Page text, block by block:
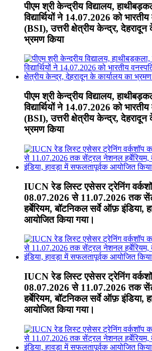
पीएम श्री केन्द्रीय विद्यालय,
विद्यार्थियों ने 14.07.2026 को
(BSI), उत्तरी क्षेत्रीय केन्द्र, देहरादून
भ्रमण किया
पीएम श्री केन्द्रीय विद्यालय,
विद्यार्थियों ने 14.07.2026 को
(BSI), उत्तरी क्षेत्रीय केन्द्र, देहरादून
भ्रमण किया
IUCN रेड लिस्ट एसेसर ट्रेनिंग
08.07.2026 से 11.07.2026 तक
हर्बेरियम, बॉटनिकल सर्वे ऑफ़ इंडिया,
आयोजित किया गया।
IUCN रेड लिस्ट एसेसर ट्रेनिंग
08.07.2026 से 11.07.2026 तक
हर्बेरियम, बॉटनिकल सर्वे ऑफ़ इंडिया,
आयोजित किया गया।